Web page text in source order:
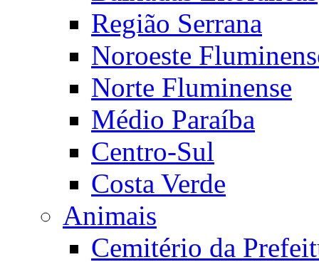
Região Serrana
Noroeste
Norte Fluminense
Médio Paraíba
Centro-Sul
Costa Verde
Animais
Cemitério da